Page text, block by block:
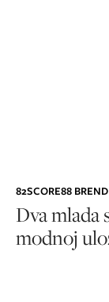
82SCORE88 BREND
Dva mlada
modnoj